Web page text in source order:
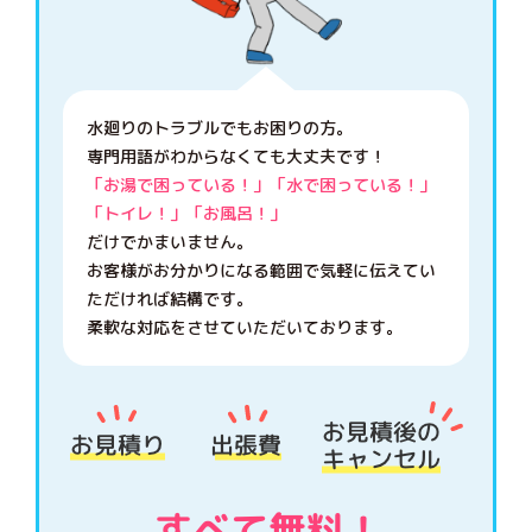
水廻りのトラブルでもお困りの方。
専門用語がわからなくても大丈夫です！
「お湯で困っている！」「水で困っている！」
「トイレ！」「お風呂！」
だけでかまいません。
お客様がお分かりになる範囲で気軽に伝えてい
ただければ結構です。
柔軟な対応をさせていただいております。